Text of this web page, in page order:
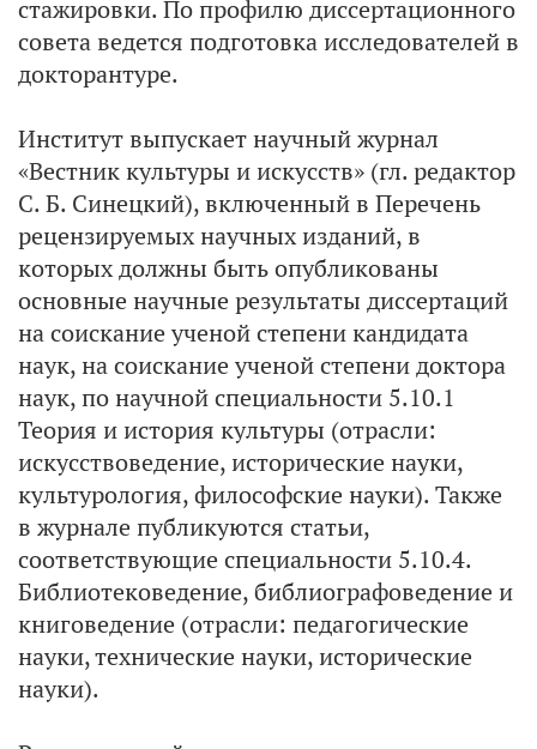
стажировки. По профилю диссертационного
совета ведется подготовка исследователей в
докторантуре.
Институт выпускает научный журнал
«Вестник культуры и искусств» (гл. редактор
С. Б. Синецкий), включенный в Перечень
рецензируемых научных изданий, в
которых должны быть опубликованы
основные научные результаты диссертаций
на соискание ученой степени кандидата
наук, на соискание ученой степени доктора
наук, по научной специальности 5.10.1
Теория и история культуры (отрасли:
искусствоведение, исторические науки,
культурология, философские науки). Также
в журнале публикуются статьи,
соответствующие специальности 5.10.4.
Библиотековедение, библиографоведение и
книговедение (отрасли: педагогические
науки, технические науки, исторические
науки).